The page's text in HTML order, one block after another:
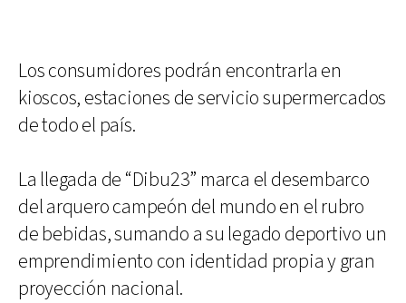
Los consumidores podrán encontrarla en
kioscos, estaciones de servicio supermercados
de todo el país.
La llegada de “Dibu23” marca el desembarco
del arquero campeón del mundo en el rubro
de bebidas, sumando a su legado deportivo un
emprendimiento con identidad propia y gran
proyección nacional.